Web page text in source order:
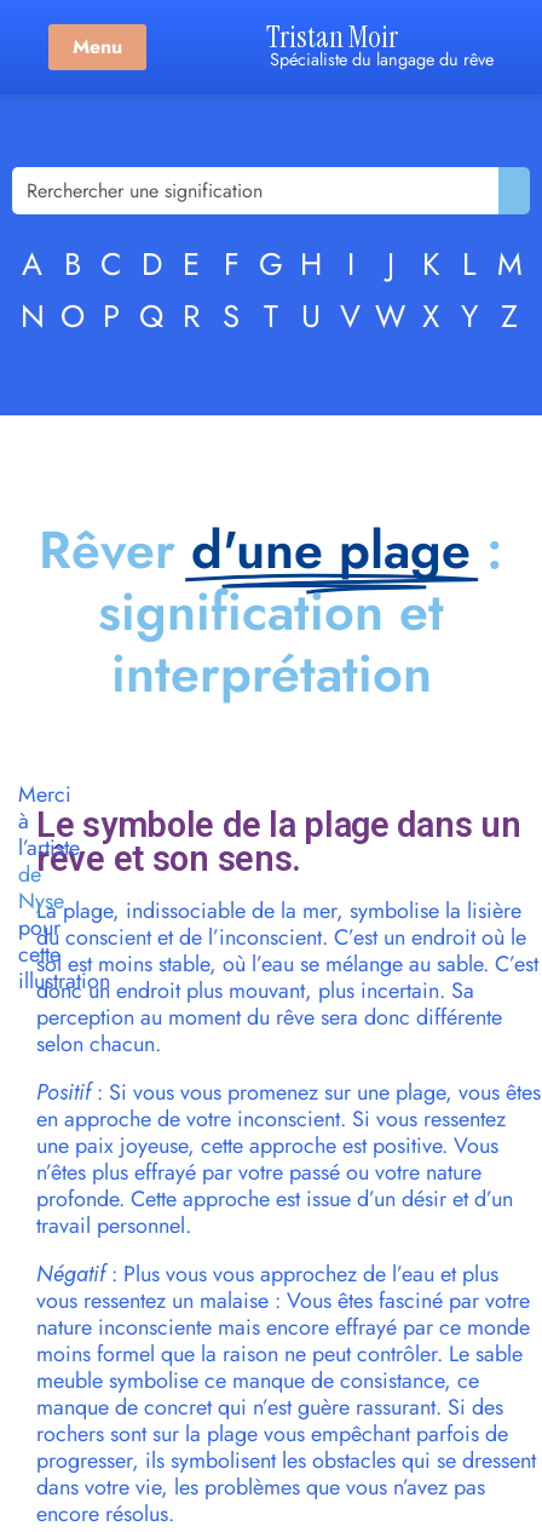
Menu Tristan Moir
Spécialiste du langage du rêve
A B C D E F G H I J K L M
N O P Q R S T U V W X Y Z
Rêver d'une plage :
signification et
interprétation
Le symbole de la plage dans un
rêve et son sens.
La plage, indissociable de la mer, symbolise la lisière
du conscient et de l’inconscient. C’est un endroit où le
sol est moins stable, où l’eau se mélange au sable. C’est
donc un endroit plus mouvant, plus incertain. Sa
perception au moment du rêve sera donc différente
selon chacun.
Positif: Si vous vous promenez sur une plage, vous êtes
en approche de votre inconscient. Si vous ressentez
une paix joyeuse, cette approche est positive. Vous
n’êtes plus effrayé par votre passé ou votre nature
profonde. Cette approche est issue d’un désir et d’un
travail personnel.
Négatif: Plus vous vous approchez de l’eau et plus
vous ressentez un malaise : Vous êtes fasciné par votre
nature inconsciente mais encore effrayé par ce monde
moins formel que la raison ne peut contrôler. Le sable
meuble symbolise ce manque de consistance, ce
manque de concret qui n’est guère rassurant. Si des
rochers sont sur la plage vous empêchant parfois de
progresser, ils symbolisent les obstacles qui se dressent
dans votre vie, les problèmes que vous n’avez pas
encore résolus.
Merci
à
l’artiste
de
Nyse
pour
cette
illustration